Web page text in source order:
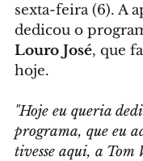
sexta-feira (6). A
dedicou o
Louro José, que
hoje.
"Hoje eu queria
programa, que eu
tivesse aqui, a Tom